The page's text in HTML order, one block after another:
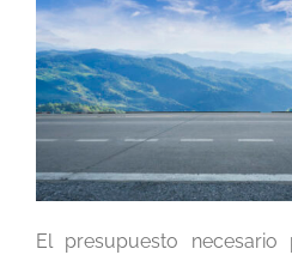
El presupuesto